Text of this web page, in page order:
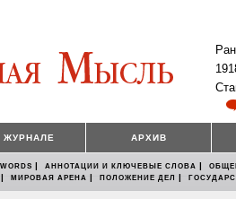
ЖУРНАЛЕ АРХИВ
| АННОТАЦИИ И КЛЮЧЕВЫЕ СЛОВА |
| МИРОВАЯ АРЕНА | ПОЛОЖЕНИЕ ДЕЛ |